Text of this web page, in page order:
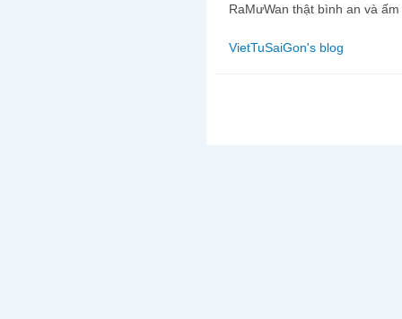
RaMưWan thật bình an và
VietTuSaiGon's blog